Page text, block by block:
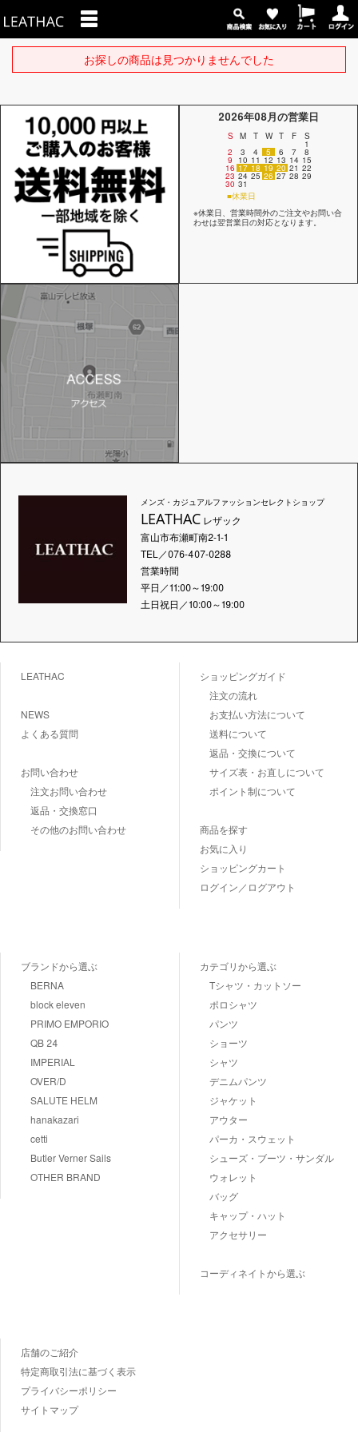
お探しの商品は見つかりませんでした
2026年08月の営業日
S M T W T F S
1
2 3 4 5 6 7 8
9 10 11 12 13 14 15
16 17 18 19 20 21 22
23 24 25 26 27 28 29
30 31
■休業日
※休業日、営業時間外のご注文やお問い合
わせは翌営業日の対応となります。
メンズ・カジュアルファッションセレクトショップ
LEATHACレザック
富山市布瀬町南2-1-1
TEL／076-407-0288
営業時間
平日／11:00～19:00
土日祝日／10:00～19:00
LEATHAC
NEWS
よくある質問
お問い合わせ
注文お問い合わせ
返品・交換窓口
その他のお問い合わせ
ショッピングガイド
注文の流れ
お支払い方法について
送料について
返品・交換について
サイズ表・お直しについて
ポイント制について
商品を探す
お気に入り
ショッピングカート
ログイン／ログアウト
ブランドから選ぶ
BERNA
block eleven
PRIMO EMPORIO
QB 24
IMPERIAL
OVER/D
SALUTE HELM
hanakazari
cetti
Butler Verner Sails
OTHER BRAND
カテゴリから選ぶ
Tシャツ・カットソー
ポロシャツ
パンツ
ショーツ
シャツ
デニムパンツ
ジャケット
アウター
パーカ・スウェット
シューズ・ブーツ・サンダル
ウォレット
バッグ
キャップ・ハット
アクセサリー
コーディネイトから選ぶ
店舗のご紹介
特定商取引法に基づく表示
プライバシーポリシー
サイトマップ